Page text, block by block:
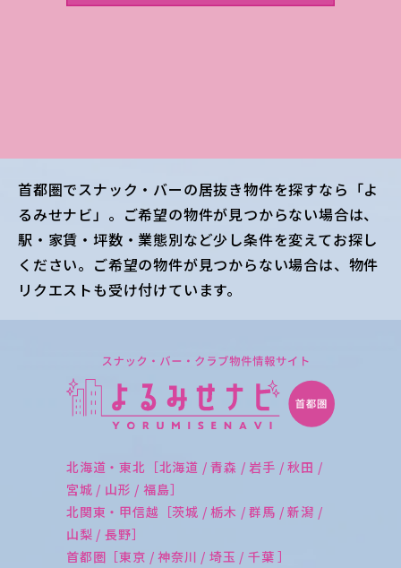
首都圏でスナック・バーの居抜き物件を探すなら「よ
るみせナビ」。ご希望の物件が見つからない場合は、
駅・家賃・坪数・業態別など少し条件を変えてお探し
ください。ご希望の物件が見つからない場合は、物件
リクエストも受け付けています。
北海道・東北［北海道 / 青森 / 岩手 / 秋田 /
宮城 / 山形 / 福島］
北関東・甲信越［茨城 / 栃木 / 群馬 / 新潟 /
山梨 / 長野］
首都圏［東京 / 神奈川 / 埼玉 / 千葉 ］